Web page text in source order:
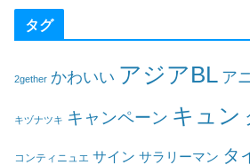
タグ
2gether かわいい アジアBL ア
キヅナツキ キャンペーン キュン
コンティニュエ サイン サラリーマン タ